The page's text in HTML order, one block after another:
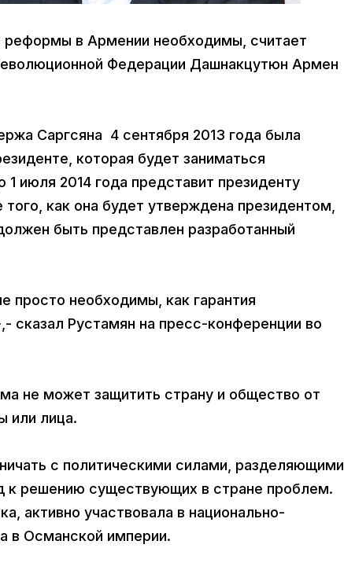
в Армении необходимы, считает
Федерации Дашнакцутюн Армен
Саргсяна 4 сентября 2013 года была
которая будет заниматься
июля 2014 года представит президенту
как она будет утверждена президентом,
быть представлен разработанный
просто необходимы, как гарантия
сказал Рустамян на пресс-конференции во
не может защитить страну и общество от
или лица.
с политическими силами, разделяющими
к решению существующих в стране проблем.
активно участвовала в национально-
в Османской империи.